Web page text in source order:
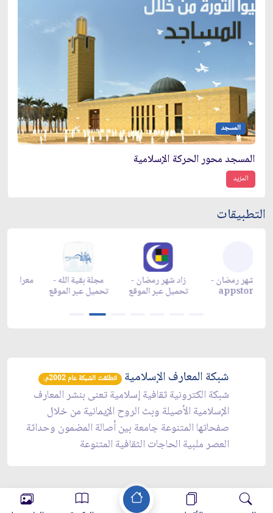
المسجد
المسجد محور الحركة الإسلامية
المزيد
التطبيقات
زاد شهر رمضان -
تحميل عبر الموقع
زاد شهر رمضان -
appstore
زاد شهر رمضان -
appgallery
شبكة المعارف الإسلامية انطلقت الشبكة عام 2002م.
شبكة الكترونية ثقافية إسلامية تعنى بنشر المعارف
الإسلامية الأصيلة وبث الروح الإيمانية من خلال
صفحاتها المتنوعة جامعة بين أصالة المضمون وحداثة
العصر ملبية الحاجات الثقافية المتنوعة